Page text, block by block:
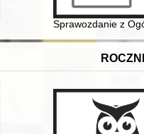
časopis. R. 14, nr 1
i jego pracownicy
Sprawozdanie z